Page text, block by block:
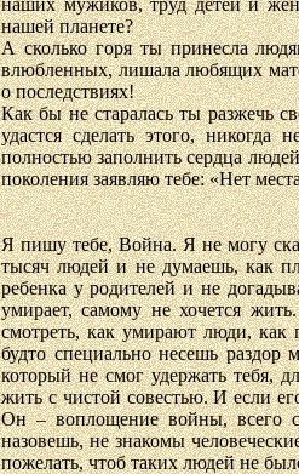
наших мужиков, труд детей и
нашей планете?
А сколько горя ты принесла
влюбленных, лишала любящих
о последствиях!
Как бы не старалась ты разжечь
удастся сделать этого, никогда
полностью заполнить сердца
поколения заявляю тебе: «Нет
Я пишу тебе, Война. Я не могу
тысяч людей и не думаешь, как
ребенка у родителей и не
умирает, самому не хочется
смотреть, как умирают люди, как
будто специально несешь
который не смог удержать тебя,
жить с чистой совестью. И если
Он – воплощение войны, всего
назовешь, не знакомы
пожелать, чтоб таких людей не